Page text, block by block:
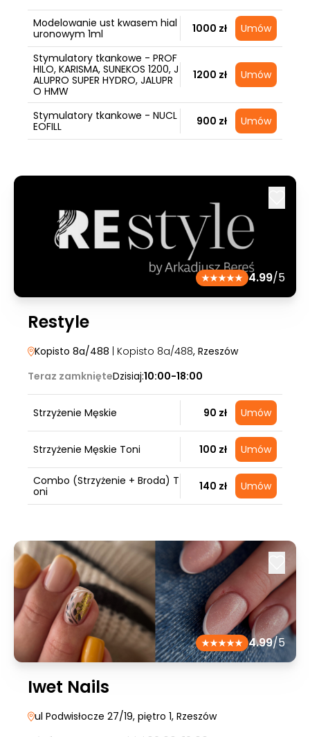
Modelowanie ust kwasem hial
uronowym 1ml
1000 zł Umów
Stymulatory tkankowe - PROF
HILO, KARISMA, SUNEKOS 1200, J
ALUPRO SUPER HYDRO, JALUPR
O HMW
1200 zł Umów
Stymulatory tkankowe - NUCL
EOFILL
900 zł Umów
4.99/5
Restyle
Kopisto 8a/488 | Kopisto 8a/488, Rzeszów
Teraz zamknięteDzisiaj:10:00-18:00
Strzyżenie Męskie 90 zł Umów
Strzyżenie Męskie Toni 100 zł Umów
Combo (Strzyżenie + Broda) T
oni
140 zł Umów
4.99/5
Iwet Nails
ul Podwisłocze 27/19, piętro 1, Rzeszów